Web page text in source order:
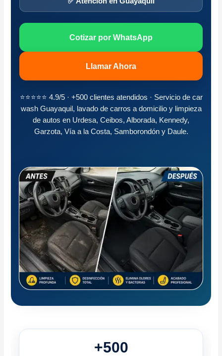
Cotizar por WhatsApp
Llamar Ahora
⭐⭐⭐⭐⭐ 4.9/5 · +500 clientes atendidos · Servicio de car
wash Guayaquil, lavado de carros a domicilio y limpieza
de autos en Urdesa, Ceibos, Alborada, Kennedy,
Garzota, Vía a la Costa, Samborondón y Daule.
+500